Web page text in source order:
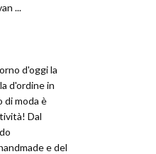
...
d'oggi la
d'ordine in
di moda è
Dal
e del